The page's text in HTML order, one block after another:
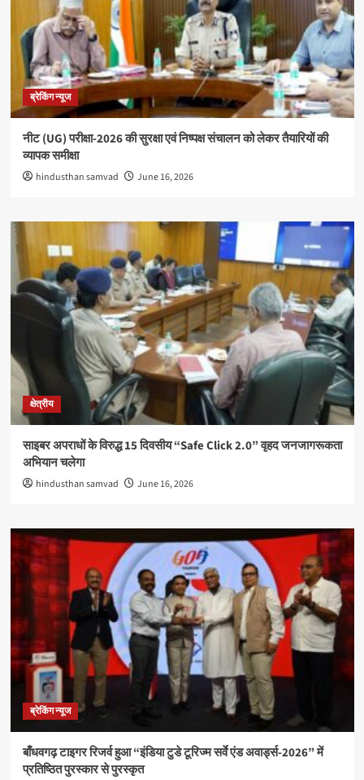
ब्रेकिंग न्यूज
नीट (UG) परीक्षा-2026 की सुरक्षा एवं निष्पक्ष संचालन को लेकर तैयारियों की
व्यापक समीक्षा
hindusthan samvad June 16, 2026
क्षेत्रीय
साइबर अपराधों के विरुद्ध 15 दिवसीय “Safe Click 2.0” वृहद जनजागरूकता
अभियान चलेगा
hindusthan samvad June 16, 2026
ब्रेकिंग न्यूज
बाँधवगढ़ टाइगर रिजर्व हुआ “इंडिया टुडे टूरिज्म सर्वे एंड अवार्ड्स-2026” में
प्रतिष्ठित पुरस्कार से पुरस्कृत